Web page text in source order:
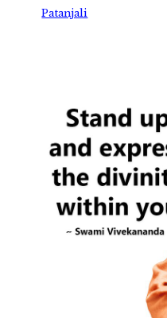
Patanjali